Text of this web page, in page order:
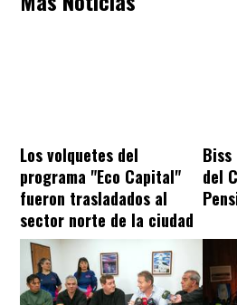
Los volquetes del
programa "Eco Capital"
fueron trasladados al
sector norte de la ciudad
del